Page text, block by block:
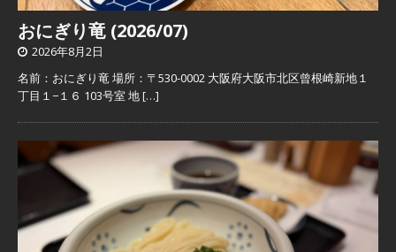
おにぎり竜 (2026/07)
2026年8月2日
名前：おにぎり竜 場所：〒530-0002 大阪府大阪市北区曾根崎新地１
丁目１−１６ 103号室 地[…]